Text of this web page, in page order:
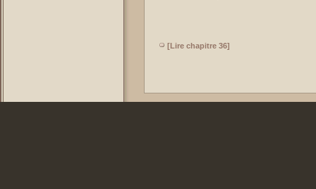
[Lire chapitre 36]